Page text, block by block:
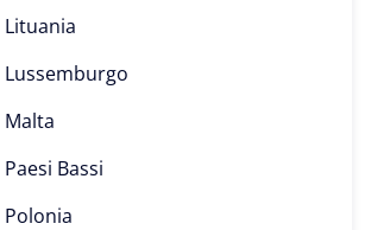
Lituania
Lussemburgo
Malta
Paesi Bassi
Polonia